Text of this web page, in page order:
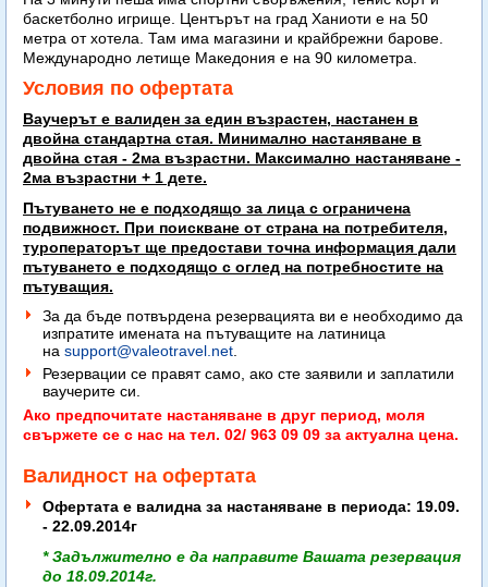
баскетболно игрище. Центърът на град Ханиоти е на 50
метра от хотела. Там има магазини и крайбрежни барове.
Международно летище Македония е на 90 километра.
Условия по офертата
Ваучерът е валиден за един възрастен, настанен в
двойна стандартна стая. Минимално настаняване в
двойна стая - 2ма възрастни. Максимално настаняване -
2ма възрастни + 1 дете.
Пътуването не е подходящо за лица с ограничена
подвижност. При поискване от страна на потребителя,
туроператорът ще предостави точна информация дали
пътуването е подходящо с оглед на потребностите на
пътуващия.
За да бъде потвърдена резервацията ви е необходимо да
изпратите имената на пътуващите на латиница
на support@valeotravel.net
Резервации се правят само, ако сте заявили и заплатили
ваучерите си.
Ако предпочитате настаняване в друг период, моля
свържете се с нас на тел. 02/ 963 09 09 за актуална цена.
Валидност на офертата
Офертата е валидна за настаняване в периода: 19.09.
- 22.09.2014г
* Задължително е да направите Вашата резервация
до 18.09.2014г.